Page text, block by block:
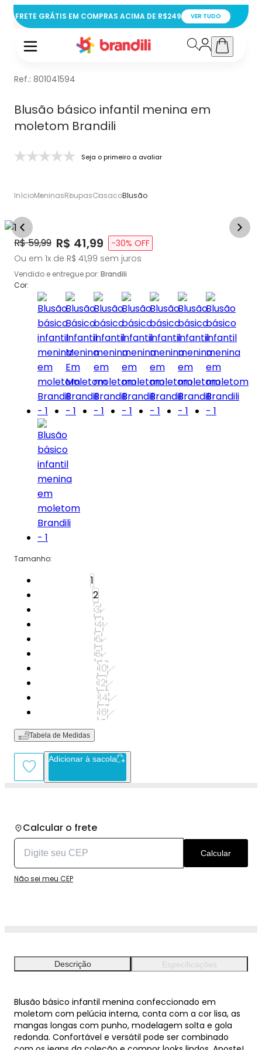
FRETE GRÁTIS EM COMPRAS ACIMA DE R$249 VER TUDO
Ref.: 801041594
Blusão básico infantil menina em
moletom Brandili
Seja o primeiro a avaliar
InícioMeninasRoupasCasacoBlusão
Original Price:
R$ 59,99 Price:
R$ 41,99 -30% OFF
Ou em 1x de R$ 41,99 sem juros
Vendido e entregue por: Brandili
Cor:
Tamanho:
1
2
3
4
6
8
10
12
14
16
Tabela de Medidas
Adicionar à sacola
Calcular o frete
Calcular
Não sei meu CEP
Descrição Especificações
Blusão básico infantil menina confeccionado em
moletom com pelúcia interna, conta com a cor lisa, as
mangas longas com punho, modelagem solta e gola
redonda. Confortável e versátil pode ser combinado